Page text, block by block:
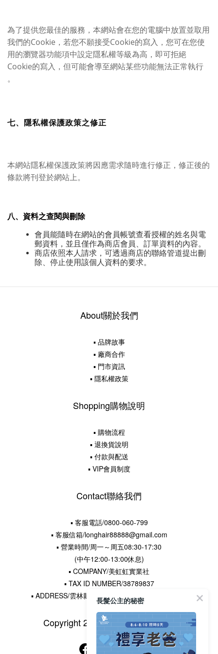
為了提供您最佳的服務，本網站會在您的電腦中放置並取用
我們的Cookie，若您不願接受Cookie的寫入，您可在您使
用的瀏覽器功能項中設定隱私權等級為高，即可拒絕
Cookie的寫入，但可能會導至網站某些功能無法正常執行
。
七、隱私權保護政策之修正
本網站隱私權保護政策將因應需求隨時進行修正，修正後的
條款將刊登於網站上。
八、資料之查閱與刪除
會員能隨時在網站的會員帳號查看授權的姓名與電
郵資料，並且僅作為商店會員、訂單資料的內容。
商店依照本人請求，可透過商店的聯絡管道提出刪
除、停止使用該個人資料的要求。
About關於我們
▪ 品牌故事
▪ 廠商合作
▪ 門市資訊
▪ 隱私權政策
Shopping購物說明
▪ 購物流程
▪ 退換貨說明
▪ 付款與配送
▪ VIP會員制度
Contact聯絡我們
▪ 客服電話/0800-060-799
▪ 客服信箱/longhair88888@gmail.com
▪ 營業時間/周一～周五08:30-17:30
(中午12:00-13:00休息)
▪ COMPANY/美虹虹實業社
▪ TAX ID NUMBER/38789837
▪ ADDRESS/雲林縣水林鄉土厝村16鄰王厝寮22-5號
Copyright 2015 © 長髮公主的秘密
長髮公主的秘密